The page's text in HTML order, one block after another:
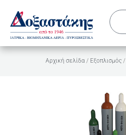
περιεχόμενο
Αρχική σελίδα / Εξοπλισμός/